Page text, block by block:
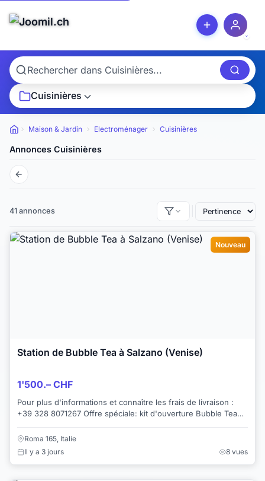
Cuisinières
Petites annonces
Maison & Jardin Electroménager Cuisinières
Annonces Cuisinières
41 annonces
Nouveau
Station de Bubble Tea à Salzano (Venise)
1'500.– CHF
Pour plus d'informations et connaître les frais de livraison :
+39 328 8071267 Offre spéciale: kit d'ouverture Bubble Tea
Roma 165, Italie
Il y a 3 jours
8 vues